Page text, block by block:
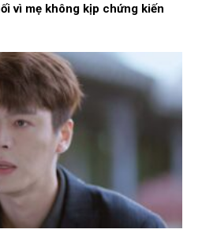
vì mẹ không kịp chứng kiến